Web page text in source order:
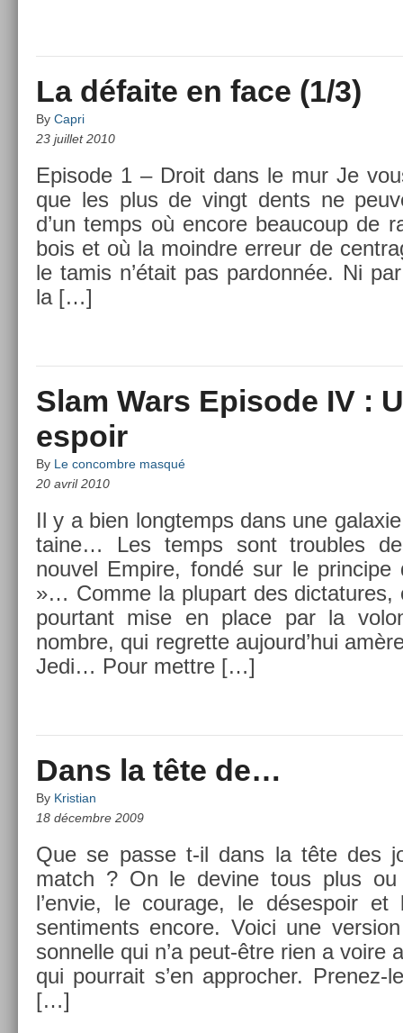
La défaite en face (1/3)
By Capri
23 juillet 2010
Epi­sode 1 – Droit dans le mur Je
que les plus de vingt dents ne
d’un temps où en­core be­aucoup de
bois et où la moindre er­reur de
le tamis n’était pas par­donnée. Ni
la […]
Slam Wars Episode IV :
espoir
By Le concombre masqué
20 avril 2010
Il y a bien longtemps dans une
taine… Les temps sont troub­les
nouvel Em­pire, fondé sur le prin­cipe
»… Comme la plupart des di­cta­tures,
pour­tant mise en place par la
nombre, qui re­gret­te aujourd’hui
Jedi… Pour mettre […]
Dans la tête de…
By Kristian
18 décembre 2009
Que se passe t-il dans la tête des
match ? On le de­vine tous plus
l’envie, le co­urage, le déses­poir et
sen­ti­ments en­core. Voici une
son­nelle qui n’a peut-être rien a voire
qui pour­rait s’en approch­er. Prenez-
[…]